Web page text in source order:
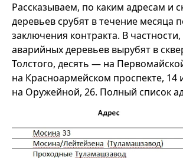
Рассказываем, по каким адресам и
деревьев срубят в течение месяца
заключения контракта. В
аварийных деревьев вырубят в
Толстого, десять — на
на Красноармейском проспекте, 14
на Оружейной, 26. Полный список